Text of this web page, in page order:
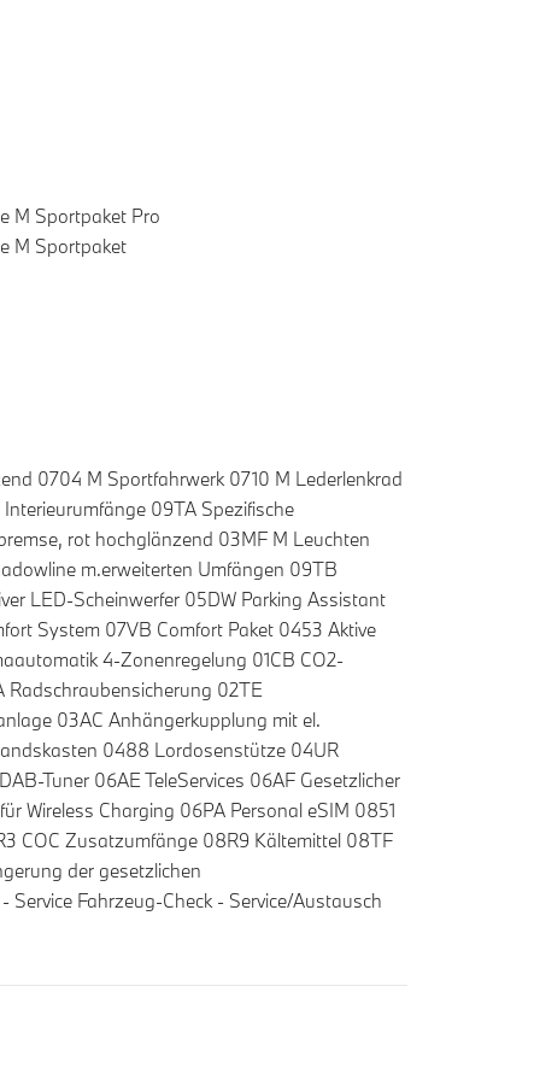
M Sportpaket Pro
M Sportpaket
0704 M Sportfahrwerk 0710 M Lederlenkrad
09TA Spezifische
rot hochglänzend 03MF M Leuchten
m.erweiterten Umfängen 09TB
LED-Scheinwerfer 05DW Parking Assistant
System 07VB Comfort Paket 0453 Aktive
4-Zonenregelung 01CB CO2-
Radschraubensicherung 02TE
03AC Anhängerkupplung mit el.
0488 Lordosenstütze 04UR
Tuner 06AE TeleServices 06AF Gesetzlicher
Wireless Charging 06PA Personal eSIM 0851
COC Zusatzumfänge 08R9 Kältemittel 08TF
der gesetzlichen
Fahrzeug-Check - Service/Austausch